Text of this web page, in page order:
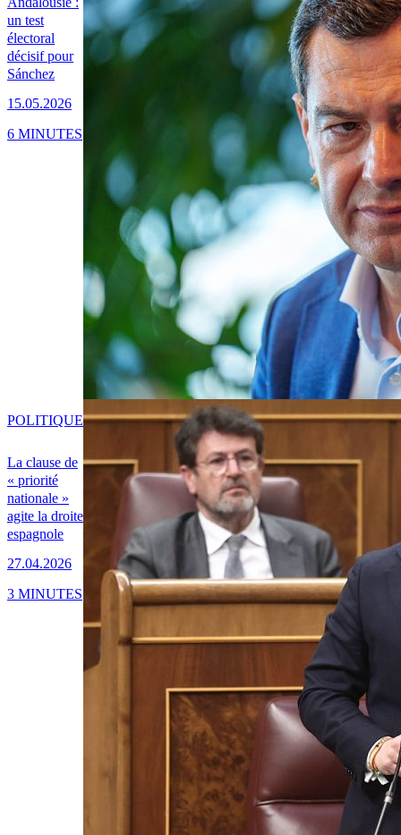
un test
électoral
décisif pour
Sánchez
15.05.2026
6 MINUTES
La clause de
« priorité
nationale »
agite la droite
espagnole
27.04.2026
POLITIQUE
3 MINUTES